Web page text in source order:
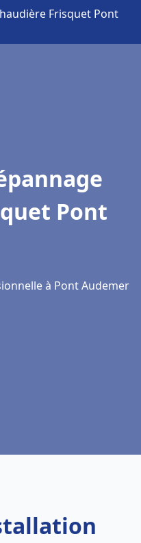
Frisquet Pont
Pont
à Pont Audemer